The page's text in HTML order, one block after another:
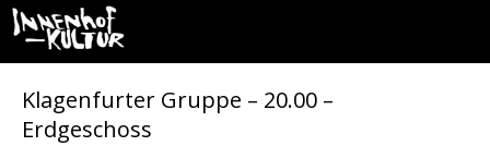
Klagenfurter Gruppe – 20.00 –
Erdgeschoss